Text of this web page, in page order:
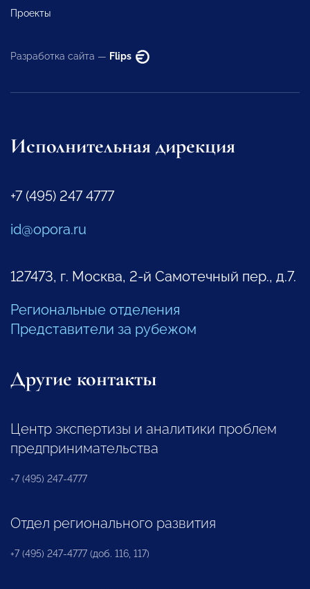
Проекты
Разработка сайта — Flips
Исполнительная дирекция
+7 (495) 247 4777
id@opora.ru
127473, г. Москва, 2-й Самотечный пер., д.7.
Региональные отделения
Представители за рубежом
Другие контакты
Центр экспертизы и аналитики проблем
предпринимательства
+7 (495) 247-4777
Отдел регионального развития
+7 (495) 247-4777 (доб. 116, 117)